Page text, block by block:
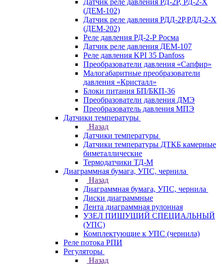
Датчик реле давления РД-2Р, РД-2-Х
(ДЕМ-102)
Датчик реле давления РДД-2Р,РДД-2-Х
(ДЕМ-202)
Реле давления РД-2-Р Росма
Датчик реле давления ДЕМ-107
Реле давления KPI 35 Danfoss
Преобразователи давления «Сапфир»
Малогабаритные преобразователи
давления «Кристалл»
Блоки питания БП/БКП-36
Преобразователи давления ДМЭ
Преобразователь давления МПЭ
Датчики температуры
Назад
Датчики температуры
Датчики температуры ДТКБ камерные
биметаллические
Термодатчики ТД-М
Диаграммная бумага, УПС, чернила
Назад
Диаграммная бумага, УПС, чернила
Диски диаграммные
Лента диаграммная рулонная
УЗЕЛ ПИШУЩИЙ СПЕЦИАЛЬНЫЙ
(УПС)
Комплектующие к УПС (чернила)
Реле потока РПИ
Регуляторы
Назад